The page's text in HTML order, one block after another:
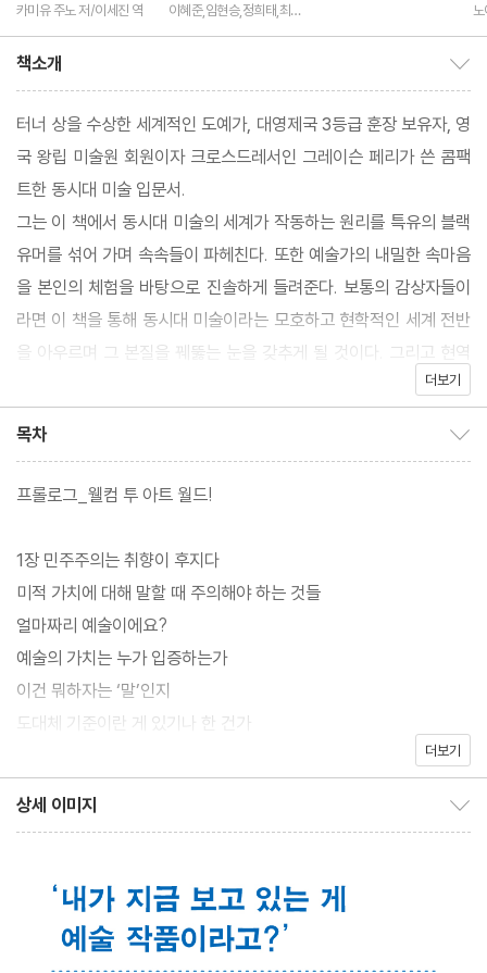
카미유 주노 저/이세진 역
이혜준,임현승,정희태,최준
노
책소개
터너 상을 수상한 세계적인 도예가, 대영제국 3등급 훈장 보유자, 영
국 왕립 미술원 회원이자 크로스드레서인 그레이슨 페리가 쓴 콤팩
트한 동시대 미술 입문서.
그는 이 책에서 동시대 미술의 세계가 작동하는 원리를 특유의 블랙
유머를 섞어 가며 속속들이 파헤친다. 또한 예술가의 내밀한 속마음
을 본인의 체험을 바탕으로 진솔하게 들려준다. 보통의 감상자들이
라면 이 책을 통해 동시대 미술이라는 모호하고 현학적인 세계 전반
을 아우르며 그 본질을 꿰뚫는 눈을 갖추게 될 것이다. 그리고 현역
예술가라면 이 책에서 따뜻한 위로와 혼자가 아니라는 연대의 느낌
그레이슨 페리는 2013년에 시각 예술가로는 최초로 BBC 리스 강
연에서 동시대 미술 이야기를 풀어냈다. 1948년부터 BBC 라디오
마이클 샌델 같은 일급 지성들이 강단에 섰는데, 그레이슨 페리의 강
연은 그 가운데서도 최고 인기를 누렸다. 이 책은 이 강의를 바탕으
로 했다.
더보기
목차
프롤로그_웰컴 투 아트 월드!
1장 민주주의는 취향이 후지다
미적 가치에 대해 말할 때 주의해야 하는 것들
얼마짜리 예술이에요?
예술의 가치는 누가 입증하는가
이건 뭐하자는 ‘말’인지
도대체 기준이란 게 있기나 한 건가
그가 예술이라고 불렀을 때 그것은 예술이 되었다
도대체, 예술이란 무엇일까
예술과 예술 아닌 것을 가르는 여덟 가지 경계
예술의 위기 vs. 예술의 가능성
더보기
상세 이미지